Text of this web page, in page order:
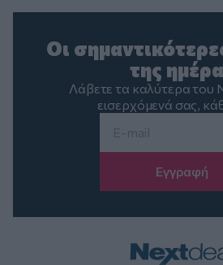
Οι
της
Λάβετε τα καλύτερα του
εισερχόμενά σας,